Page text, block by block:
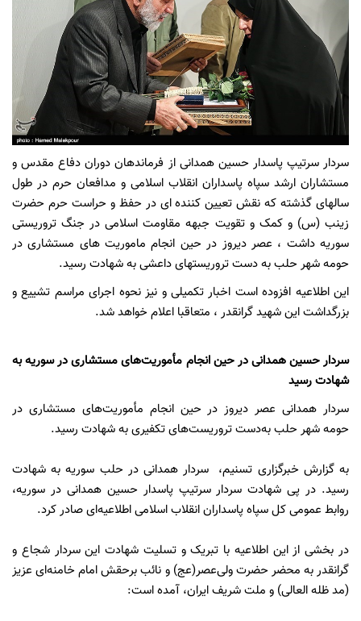
سردار سرتیپ پاسدار حسین همدانی از فرماندهان دوران دفاع مقدس و
مستشاران ارشد سپاه پاسداران انقلاب اسلامی و مدافعان حرم در طول
سالهای گذشته که نقش تعیین کننده ای در حفظ و حراست حرم حضرت
زینب (س) و کمک و تقویت جبهه مقاومت اسلامی در جنگ تروریستی
سوریه داشت ، عصر دیروز در حین انجام ماموریت های مستشاری در
حومه شهر حلب به دست تروریستهای داعشی به شهادت رسید.
این اطلاعیه افزوده است اخبار تکمیلی و نیز نحوه اجرای مراسم تشییع و
بزرگداشت این شهید گرانقدر ، متعاقبا اعلام خواهد شد.
سردار حسین همدانی در حین انجام مأموریت‌های مستشاری در سوریه به
شهادت رسید
سردار همدانی عصر دیروز در حین انجام مأموریت‌های مستشاری در
حومه شهر حلب به‌دست تروریست‌های تکفیری به شهادت رسید.
به گزارش خبرگزاری تسنیم، سردار همدانی در حلب سوریه به شهادت
رسید. در پی شهادت سردار سرتیپ پاسدار حسین همدانی در سوریه،
روابط عمومی کل سپاه پاسداران انقلاب اسلامی اطلاعیه‌ای صادر کرد.
در بخشی از این اطلاعیه با تبریک و تسلیت شهادت این سردار شجاع و
گرانقدر به محضر حضرت ولی‌عصر(عج) و نائب برحقش امام خامنه‌ای عزیز
(مد ظله العالی) و ملت شریف ایران، آمده است: